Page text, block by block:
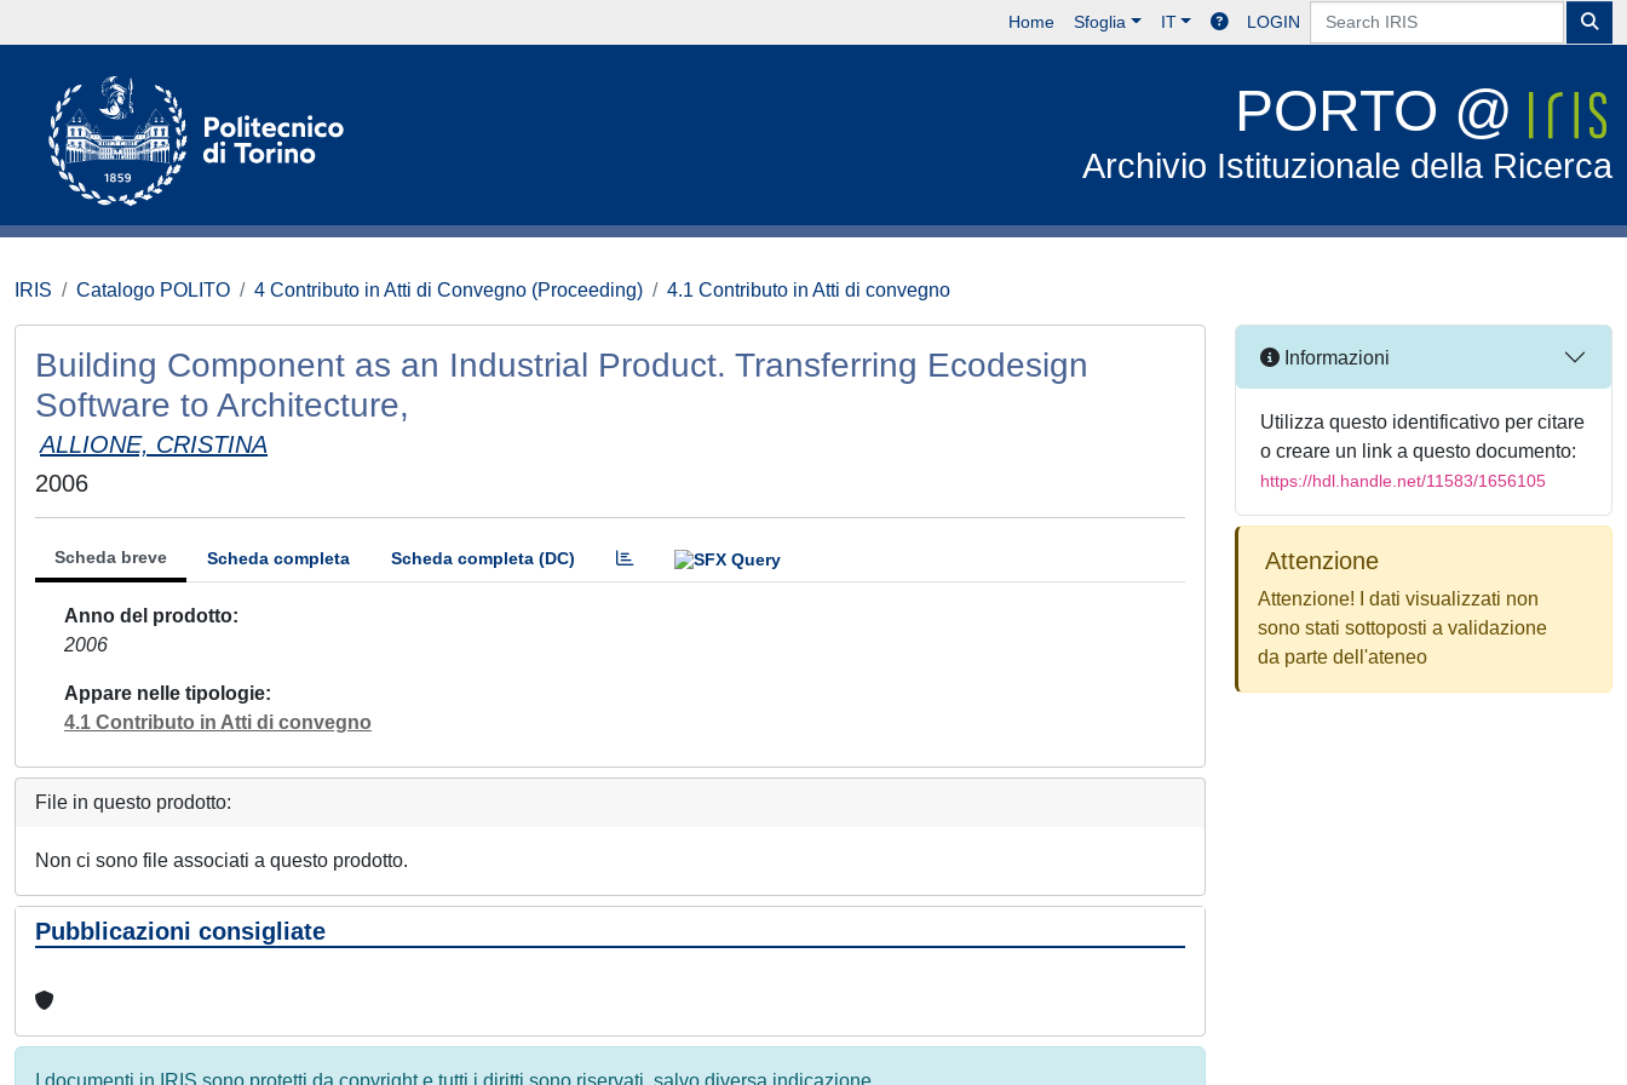
Home Sfoglia IT LOGIN
PORTO @
Archivio Istituzionale della Ricerca
IRIS Catalogo POLITO 4 Contributo in Atti di Convegno (Proceeding) 4.1 Contributo in Atti di convegno
Building Component as an Industrial Product. Transferring Ecodesign
Software to Architecture,
ALLIONE, CRISTINA
2006
Scheda breve Scheda completa Scheda completa (DC)
Anno del prodotto
2006
Appare nelle tipologie
4.1 Contributo in Atti di convegno
File in questo prodotto:
Non ci sono file associati a questo prodotto.
Pubblicazioni consigliate
I documenti in IRIS sono protetti da copyright e tutti i diritti sono riservati, salvo diversa indicazione.
Informazioni
Utilizza questo identificativo per citare
o creare un link a questo documento:
https://hdl.handle.net/11583/1656105
Attenzione
Attenzione! I dati visualizzati non
sono stati sottoposti a validazione
da parte dell'ateneo